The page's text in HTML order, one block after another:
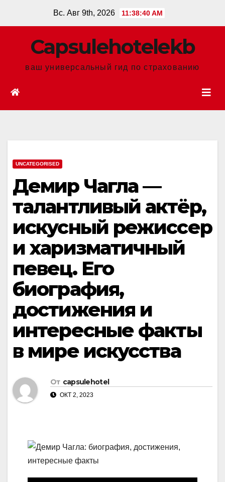
Вс. Авг 9th, 2026 11:38:41 AM
Сapsulehotelekb
ваш универсальный гид по страхованию
UNCATEGORISED
Демир Чагла —
талантливый актёр,
искусный режиссер
и харизматичный
певец. Его
биография,
достижения и
интересные факты
в мире искусства
От capsulehotel
ОКТ 2, 2023